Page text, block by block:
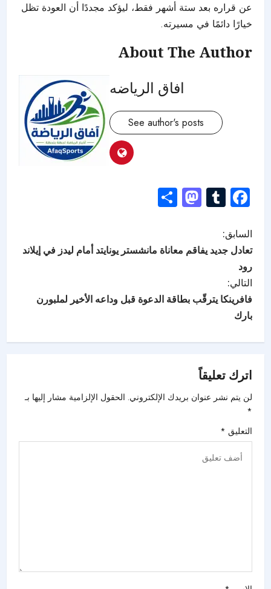
عن قراره بعد ستة أشهر فقط، ليؤكد مجددًا أن العودة تظل
خيارًا دائمًا في مسيرته.
About The Author
افاق الرياضه
See author's posts
Facebook
Tumblr
Mastodon
السابق:
تعادل جديد يفاقم معاناة مانشستر يونايتد أمام ليدز في إيلاند
رود
التالي:
فافرينكا يترقّب بطاقة الدعوة قبل وداعه الأخير لملبورن
بارك
اترك تعليقاً
لن يتم نشر عنوان بريدك الإلكتروني. الحقول الإلزامية مشار إليها بـ
*
التعليق *